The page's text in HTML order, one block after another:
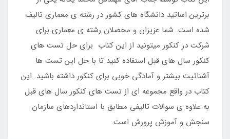
برترین اساتید دانشگاه های کشور در رشته ی معماری تالیف
شده است. شما عزیزان و محصلان رشته ی معماری برای
شرکت در کنکور میتونید از این کتاب برای حل تست های
کنکور سال های قبل استفاده کنید تا با حل این تست ها
آشنائیت بیشتر و آمادگی خوبی برای کنکور داشته باشید. این
کتاب در واقع مجموعه ای از تست های کنکور سال های قبل
به علاوه ی سوالات تالیفی مطابق با استانداردهای سازمان
سنجش و آموزش پرورش است.